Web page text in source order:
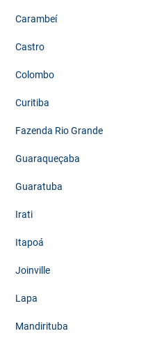
Carambeí
Castro
Colombo
Curitiba
Fazenda Rio Grande
Guaraqueçaba
Guaratuba
Irati
Itapoá
Joinville
Lapa
Mandirituba